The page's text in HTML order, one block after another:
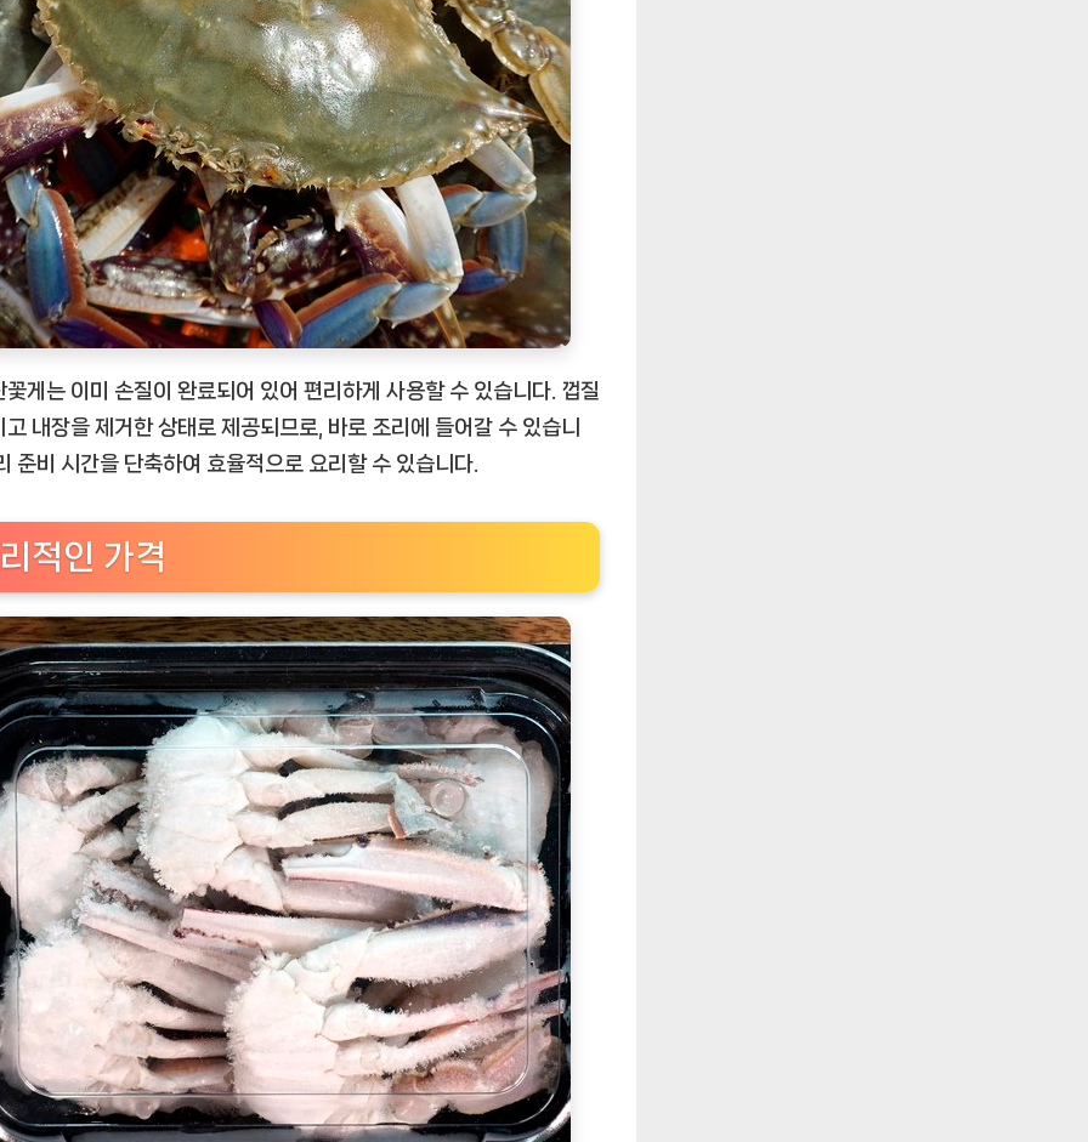
꽃게는 이미 손질이 완료되어 있어 편리하게 사용할 수 있습니다. 껍질
고 내장을 제거한 상태로 제공되므로, 바로 조리에 들어갈 수 있습니
준비 시간을 단축하여 효율적으로 요리할 수 있습니다.
적인 가격